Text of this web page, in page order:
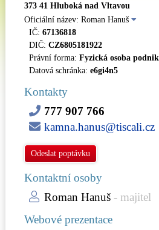
373 41 Hluboká nad Vltavou
Oficiální název: Roman Hanuš
IČ: 67136818
DIČ: CZ6805181922
Právní forma: Fyzická osoba
Datová schránka: e6gi4n5
Kontakty
777 907 766
kamna.hanus@tiscali.cz
Odeslat poptávku
Kontaktní osoby
Roman Hanuš - majitel
Webové prezentace